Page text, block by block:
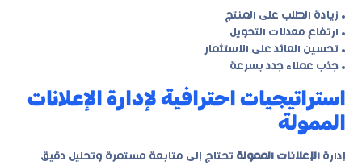
• زيادة الطلب على المنتج
• ارتفاع معدلات التحويل
• تحسين العائد على الاستثمار
• جذب عملاء جدد بسرعة
استراتيجيات احترافية لإدارة الإعلانات
الممولة
إدارة الإعلانات الممولة تحتاج إلى متابعة مستمرة وتحليل دقيق